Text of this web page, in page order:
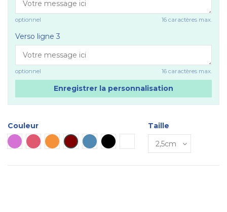
optionnel 16 caractères max.
Verso ligne 3
optionnel 16 caractères max.
Enregistrer la personnalisation
Couleur
Mauve Rose vifOrangeMarronBleu Noir
Taille